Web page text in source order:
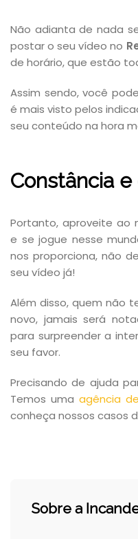
Não adianta de nada
postar o seu vídeo no
de horário, que estão
Assim sendo, você
é mais visto pelos
seu conteúdo na hora
Constância
Portanto, aproveite ao
e se jogue nesse
nos proporciona, não
seu vídeo já!
Além disso, quem não
novo, jamais será
para surpreender a
seu favor.
Precisando de ajuda
Temos umaagência
conheça nossos casos
Sobre a